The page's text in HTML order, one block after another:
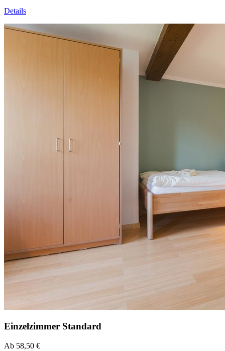
Details
Einzelzimmer Standard
Ab 58,50 €